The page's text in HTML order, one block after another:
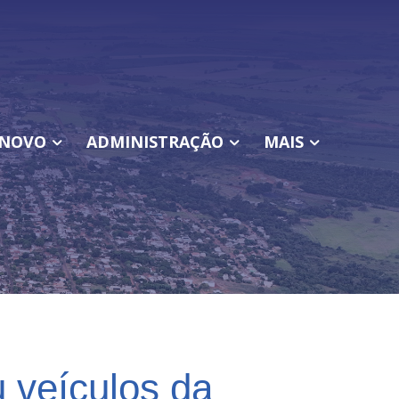
ADMINISTRAÇÃO MAIS
veículos da